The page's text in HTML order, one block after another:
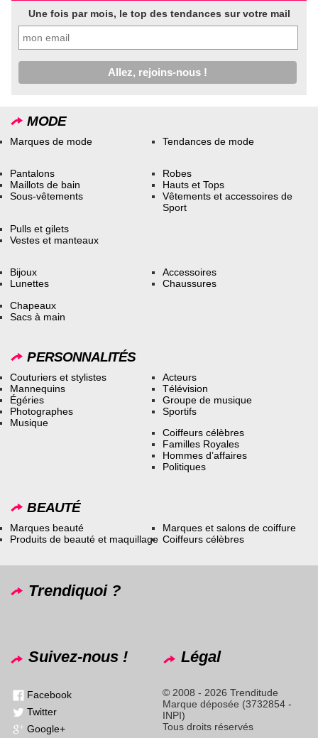
Une fois par mois, le top des tendances sur votre mail
MODE
Marques de mode Tendances de mode
Pantalons
Maillots de bain
Sous-vêtements
Robes
Hauts et Tops
Vêtements et accessoires de
Sport
Pulls et gilets
Vestes et manteaux
Bijoux
Lunettes
Accessoires
Chaussures
Chapeaux
Sacs à main
PERSONNALITÉS
Couturiers et stylistes
Mannequins
Égéries
Photographes
Musique
Acteurs
Télévision
Groupe de musique
Sportifs
Coiffeurs célèbres
Familles Royales
Hommes d’affaires
Politiques
BEAUTÉ
Marques beauté
Produits de beauté et maquillage
Marques et salons de coiffure
Coiffeurs célèbres
Trendiquoi ?
Suivez-nous !
Facebook
Twitter
Google+
Légal
© 2008 - 2026 Trenditude
Marque déposée (3732854 -
INPI)
Tous droits réservés